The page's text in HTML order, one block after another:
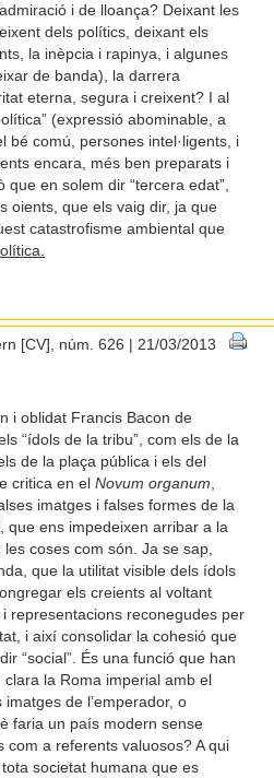
i de lloança? Deixant les
dels polítics, deixant els
la inèpcia i rapinya, i algunes
de banda), la darrera
eterna, segura i creixent? I al
(expressió abominable, a
bé comú, persones intel·ligents, i
encara, més ben preparats i
en solem dir “tercera edat”,
oients, que els vaig dir, ja que
catastrofisme ambiental que
[CV], núm. 626 | 21/03/2013
i oblidat Francis Bacon de
“ídols de la tribu”, com els de la
de la plaça pública i els del
critica en elNovum organum,
imatges i falses formes de la
que ens impedeixen arribar a la
les coses com són. Ja se sap,
que la utilitat visible dels ídols
els creients al voltant
i representacions reconegudes per
i així consolidar la cohesió que
“social”. És una funció que han
clara la Roma imperial amb el
imatges de l’emperador, o
faria un país modern sense
com a referents valuosos? A qui
societat humana que es